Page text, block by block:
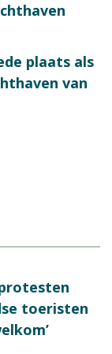
plaats als
van
toeristen